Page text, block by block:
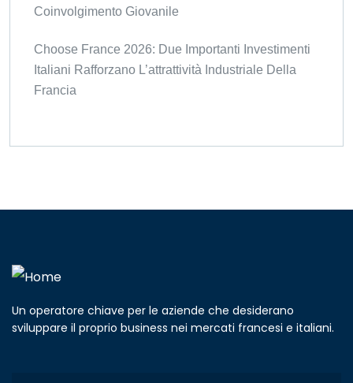
Coinvolgimento Giovanile
Choose France 2026: Due Importanti Investimenti
Italiani Rafforzano L’attrattività Industriale Della
Francia
Un operatore chiave per le aziende che desiderano
sviluppare il proprio business nei mercati francesi e italiani.